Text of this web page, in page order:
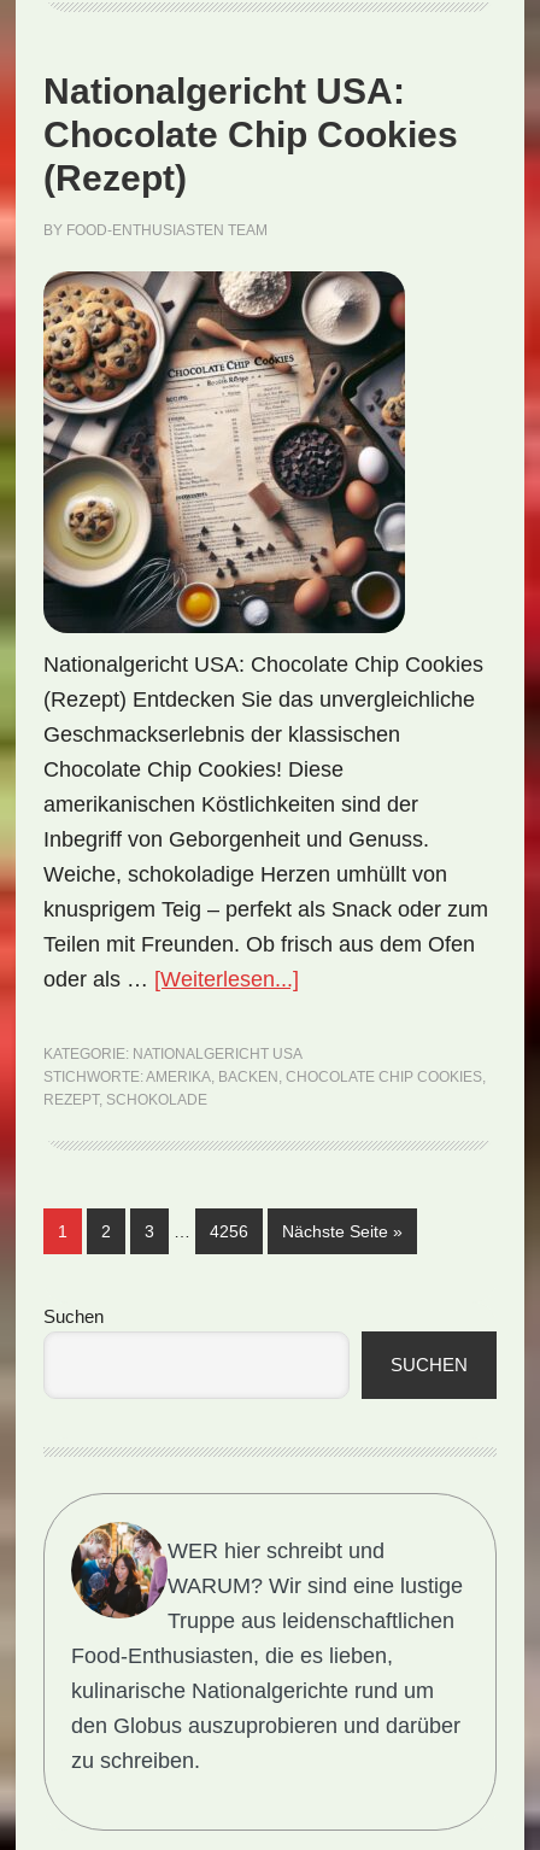
(Rezept)
Nationalgericht USA:
Chocolate Chip Cookies
(Rezept)
BY FOOD-ENTHUSIASTEN TEAM
Nationalgericht USA: Chocolate Chip Cookies
(Rezept) Entdecken Sie das unvergleichliche
Geschmackserlebnis der klassischen
Chocolate Chip Cookies! Diese
amerikanischen Köstlichkeiten sind der
Inbegriff von Geborgenheit und Genuss.
Weiche, schokoladige Herzen umhüllt von
knusprigem Teig – perfekt als Snack oder zum
Teilen mit Freunden. Ob frisch aus dem Ofen
oder als … [Weiterlesen...]ÜberNationalgericht
Chocolate
Chip
(Rezept)
KATEGORIE: NATIONALGERICHT USA
STICHWORTE: AMERIKA, BACKEN , CHOCOLATE CHIP COOKIES,
REZEPT, SCHOKOLADE
Seite
1 Seite
2 Seite
3 Seite
4256 Nächste Seite aufrufen
»
Seitenspalte
Suchen
SUCHEN
WER hier schreibt und
WARUM? Wir sind eine lustige
Truppe aus leidenschaftlichen
Food-Enthusiasten, die es lieben,
kulinarische Nationalgerichte rund um
den Globus auszuprobieren und darüber
zu schreiben.